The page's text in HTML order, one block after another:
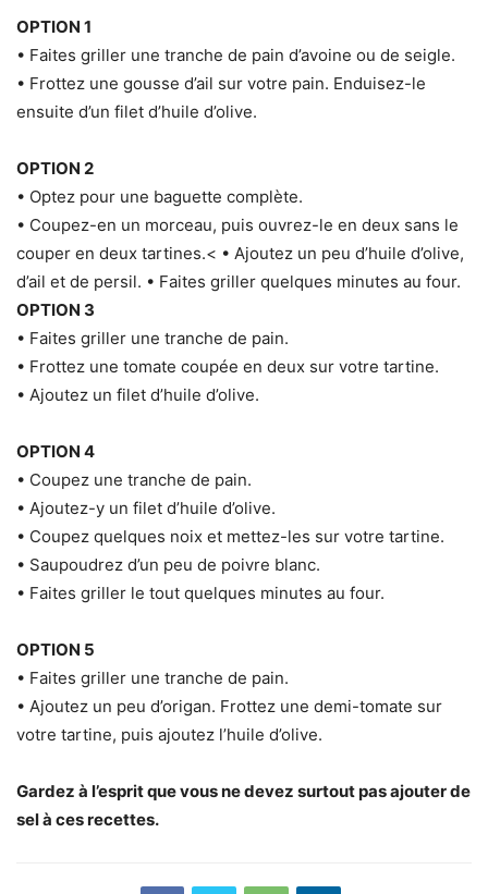
OPTION 1
• Faites griller une tranche de pain d’avoine ou de seigle.
• Frottez une gousse d’ail sur votre pain. Enduisez-le
ensuite d’un filet d’huile d’olive.
OPTION 2
• Optez pour une baguette complète.
• Coupez-en un morceau, puis ouvrez-le en deux sans le
couper en deux tartines.< • Ajoutez un peu d’huile d’olive,
d’ail et de persil. • Faites griller quelques minutes au four.
OPTION 3
• Faites griller une tranche de pain.
• Frottez une tomate coupée en deux sur votre tartine.
• Ajoutez un filet d’huile d’olive.
OPTION 4
• Coupez une tranche de pain.
• Ajoutez-y un filet d’huile d’olive.
• Coupez quelques noix et mettez-les sur votre tartine.
• Saupoudrez d’un peu de poivre blanc.
• Faites griller le tout quelques minutes au four.
OPTION 5
• Faites griller une tranche de pain.
• Ajoutez un peu d’origan. Frottez une demi-tomate sur
votre tartine, puis ajoutez l’huile d’olive.
Gardez à l’esprit que vous ne devez surtout pas ajouter de
sel à ces recettes.